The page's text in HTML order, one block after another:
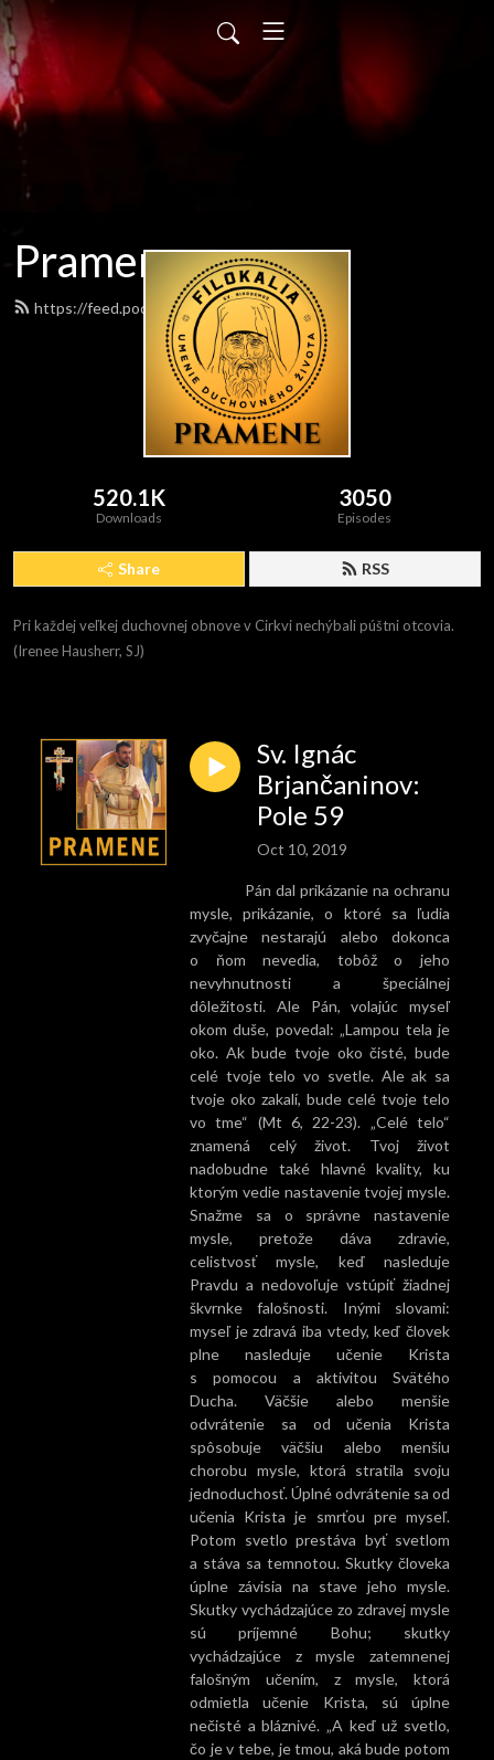
Pramene
https://feed.podbean.com/pramene/feed.xml
520.1K
Downloads
3050
Episodes
Share RSS
Pri každej veľkej duchovnej obnove v Cirkvi nechýbali púštni otcovia.
(Irenee Hausherr, SJ)
Sv. Ignác
Brjančaninov:
Pole 59
Oct 10, 2019
Pán dal prikázanie na ochranu
mysle, prikázanie, o ktoré sa ľudia
zvyčajne nestarajú alebo dokonca
o ňom nevedia, tobôž o jeho
nevyhnutnosti a špeciálnej
dôležitosti. Ale Pán, volajúc myseľ
okom duše, povedal: „Lampou tela je
oko. Ak bude tvoje oko čisté, bude
celé tvoje telo vo svetle. Ale ak sa
tvoje oko zakalí, bude celé tvoje telo
vo tme“ (Mt 6, 22-23). „Celé telo“
znamená celý život. Tvoj život
nadobudne také hlavné kvality, ku
ktorým vedie nastavenie tvojej mysle.
Snažme sa o správne nastavenie
mysle, pretože dáva zdravie,
celistvosť mysle, keď nasleduje
Pravdu a nedovoľuje vstúpiť žiadnej
škvrnke falošnosti. Inými slovami:
myseľ je zdravá iba vtedy, keď človek
plne nasleduje učenie Krista
s pomocou a aktivitou Svätého
Ducha. Väčšie alebo menšie
odvrátenie sa od učenia Krista
spôsobuje väčšiu alebo menšiu
chorobu mysle, ktorá stratila svoju
jednoduchosť. Úplné odvrátenie sa od
učenia Krista je smrťou pre myseľ.
Potom svetlo prestáva byť svetlom
a stáva sa temnotou. Skutky človeka
úplne závisia na stave jeho mysle.
Skutky vychádzajúce zo zdravej mysle
sú príjemné Bohu; skutky
vychádzajúce z mysle zatemnenej
falošným učením, z mysle, ktorá
odmietla učenie Krista, sú úplne
nečisté a bláznivé. „A keď už svetlo,
čo je v tebe, je tmou, aká bude potom